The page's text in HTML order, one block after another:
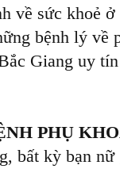
về sức khoẻ
bệnh lý về
Giang uy
PHỤ
bất kỳ bạn